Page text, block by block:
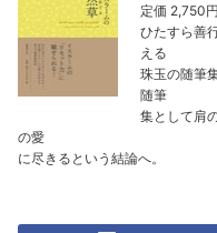
定価 2,750
ひたすら善
える
珠玉の随筆
随筆
集として肩
の愛
に尽きるという結論へ。